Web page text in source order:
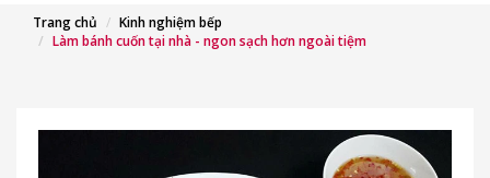
Trang chủ
Kinh nghiệm bếp
Làm bánh cuốn tại nhà - ngon sạch hơn ngoài tiệm